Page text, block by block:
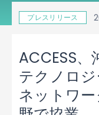
プレスリリース
ACCESS、
テクノロ
ネットワ